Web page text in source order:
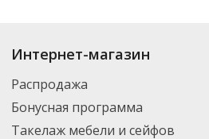
Купить
выбрать нужный товар и добавить его
транспортной компанией DPD. Для
Интернет-магазин
Распродажа
Бонусная программа
Такелаж мебели и сейфов